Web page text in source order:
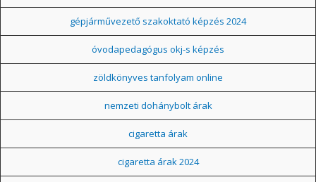
gépjárművezető szakoktató képzés 2024
óvodapedagógus okj-s képzés
zöldkönyves tanfolyam online
nemzeti dohánybolt árak
cigaretta árak
cigaretta árak 2024